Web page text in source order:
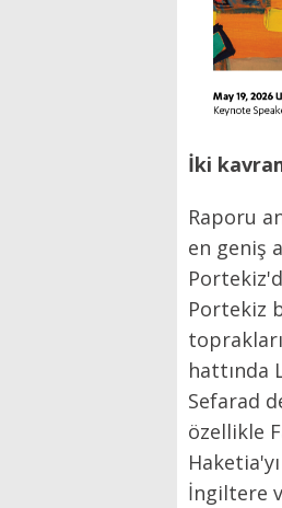
İki
Raporu
en geniş
Portekiz
hattında
Sefarad
özellikle
İngiltere